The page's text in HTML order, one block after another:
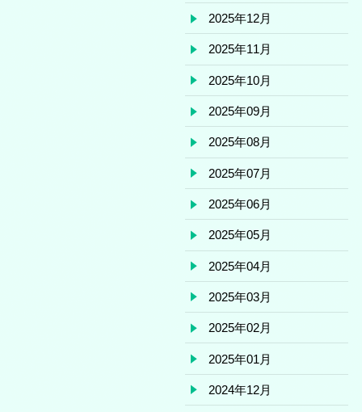
2025年12月
2025年11月
2025年10月
2025年09月
2025年08月
2025年07月
2025年06月
2025年05月
2025年04月
2025年03月
2025年02月
2025年01月
2024年12月